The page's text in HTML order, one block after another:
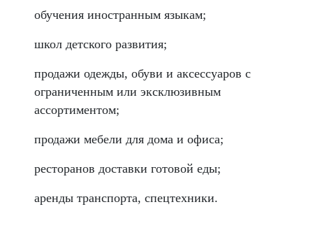
обучения иностранным языкам;
школ детского развития;
продажи одежды, обуви и аксессуаров с
ограниченным или эксклюзивным
ассортиментом;
продажи мебели для дома и офиса;
ресторанов доставки готовой еды;
аренды транспорта, спецтехники.